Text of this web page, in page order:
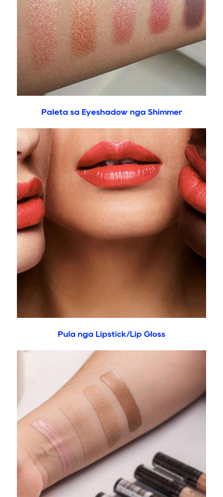
Paleta sa Eyeshadow nga Shimmer
Pula nga Lipstick/Lip Gloss